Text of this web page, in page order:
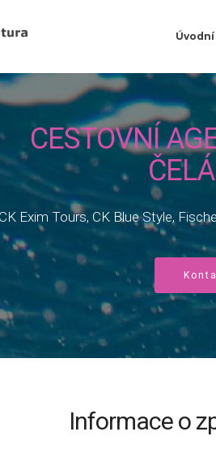
CESTOVNÍ
Exim Tours, CK Blue Style,
Informace o